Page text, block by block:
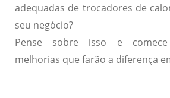
adequadas de trocadores de
seu negócio?
Pense sobre isso e
melhorias que farão a diferença